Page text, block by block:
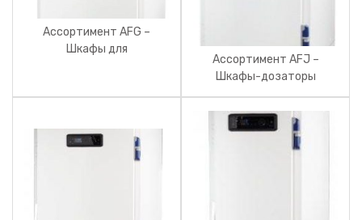
Ассортимент AFG –
Шкафы для
Ассортимент AFJ –
Шкафы-дозаторы
Retarder Junior.
Производитель CFI.